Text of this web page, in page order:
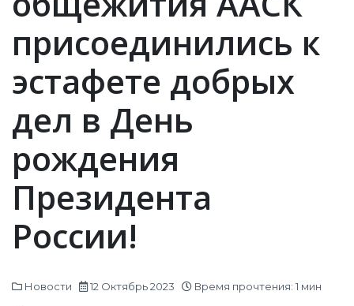
присоединились к
эстафете добрых
дел в День
рождения
Президента
России!
Новости 12 Октябрь 2023 Время прочтения: 1 мин